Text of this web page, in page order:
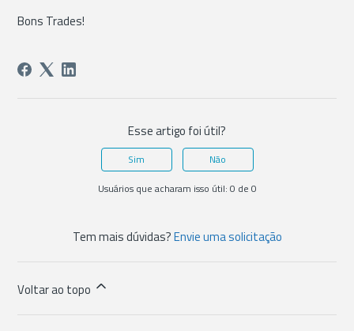
Bons Trades!
Esse artigo foi útil?
Sim
Não
Usuários que acharam isso útil: 0 de 0
Tem mais dúvidas?Envie uma solicitação
Voltar ao topo